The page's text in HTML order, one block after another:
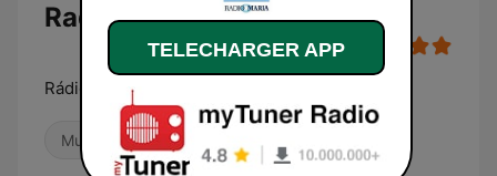
Radio Maria
Rádio Maria: a sua melhor companhia!
Musique chrétienne
TELECHARGER APP